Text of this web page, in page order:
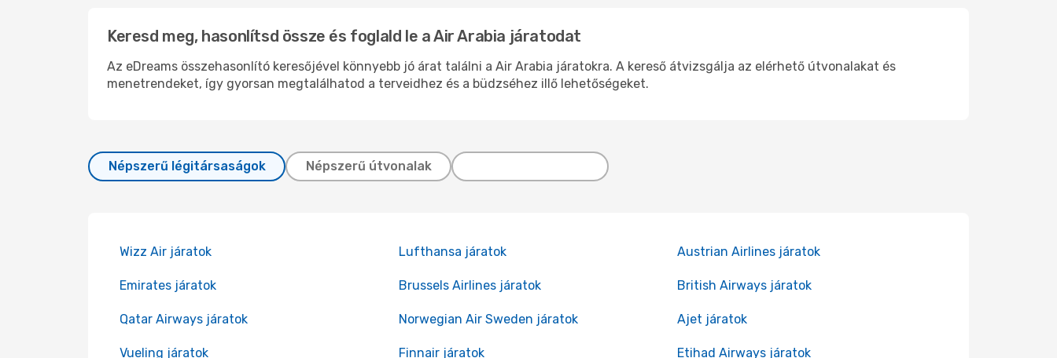
Keresd meg, hasonlítsd össze és foglald le a Air Arabia járatodat
Az eDreams összehasonlító keresőjével könnyebb jó árat találni a Air Arabia járatokra. A kereső átvizsgálja az elérhető útvonalakat és
menetrendeket, így gyorsan megtalálhatod a terveidhez és a büdzséhez illő lehetőségeket.
Népszerű légitársaságok Népszerű útvonalak
Wizz Air járatok Lufthansa járatok Austrian Airlines járatok
Emirates járatok Brussels Airlines járatok British Airways járatok
Qatar Airways járatok Norwegian Air Sweden járatok Ajet járatok
Vueling járatok Finnair járatok Etihad Airways járatok